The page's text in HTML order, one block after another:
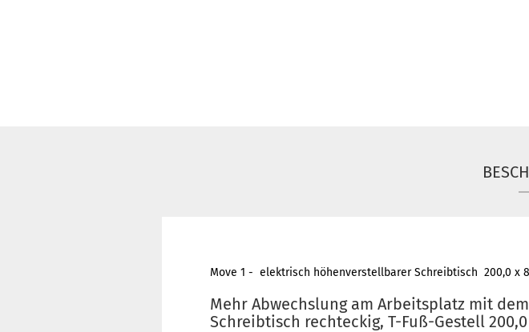
Move 1 - elektrisch höhenverstellbarer Schreibtisch 200,0 x
Mehr Abwechslung am Arbeitsplatz mit
Schreibtisch rechteckig, T-Fuß-Gestell